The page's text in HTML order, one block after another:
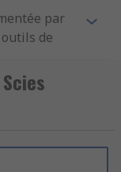
par
de
divers
le bois
est
en avant et